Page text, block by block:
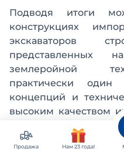
Подводя итоги
конструкциях
экскаваторов
представленных
землеройной
практически один
концепций и
высоким качеством
полноповоротных
достаточно важным
(удельные, то есть
Продажа Нам 23 года!